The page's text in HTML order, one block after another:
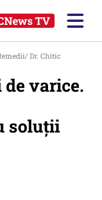
TV
Dr. Chitic
de varice.
soluții